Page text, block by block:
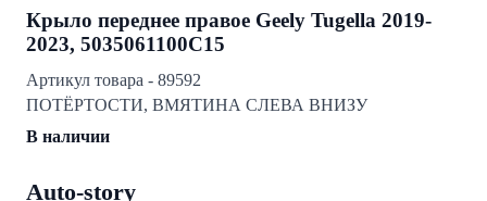
Крыло переднее правое Geely Tugella 2019-
2023, 5035061100C15
Артикул товара - 89592
ПОТЁРТОСТИ, ВМЯТИНА СЛЕВА ВНИЗУ
В наличии
Auto-story